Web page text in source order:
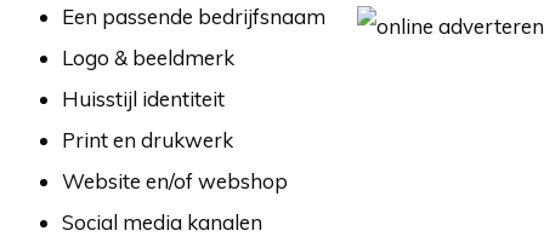
Een passende bedrijfsnaam
Logo & beeldmerk
Huisstijl identiteit
Print en drukwerk
Website en/of webshop
Social media kanalen